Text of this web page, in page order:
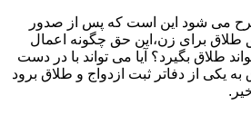
می شود این است که پس از صدور
برای زن،این حق چگونه اعمال
طلاق بگیرد؟ آیا می تواند با در دست
یکی از دفاتر ثبت ازدواج و طلاق برود